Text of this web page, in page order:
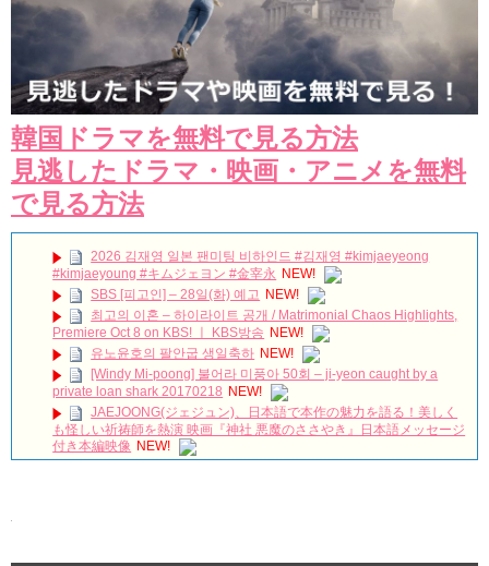
韓国ドラマを無料で見る方法
見逃したドラマ・映画・アニメを無料
で見る方法
2026 김재영 일본 팬미팅 비하인드 #김재영 #kimjaeyeong
#kimjaeyoung #キムジェヨン #金宰永 NEW!
SBS [피고인] – 28일(화) 예고 NEW!
최고의 이혼 – 하이라이트 공개 / Matrimonial Chaos Highlights,
Premiere Oct 8 on KBS! ㅣ KBS방송 NEW!
유노윤호의 팔안굽 생일축하 NEW!
[Windy Mi-poong] 불어라 미풍아 50회 – ji-yeon caught by a
private loan shark 20170218 NEW!
JAEJOONG(ジェジュン)、日本語で本作の魅力を語る！美しく
も怪しい祈祷師を熱演 映画『神社 悪魔のささやき』日本語メッセージ
付き本編映像 NEW!